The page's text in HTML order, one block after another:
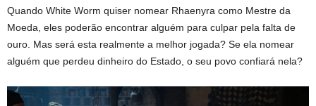
Quando White Worm quiser nomear Rhaenyra como Mestre da
Moeda, eles poderão encontrar alguém para culpar pela falta de
ouro. Mas será esta realmente a melhor jogada? Se ela nomear
alguém que perdeu dinheiro do Estado, o seu povo confiará nela?